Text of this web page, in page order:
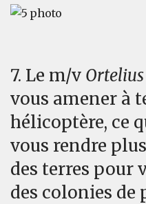
7. Le m/v Ortelius
vous amener à
hélicoptère, ce
vous rendre
des terres pour
des colonies